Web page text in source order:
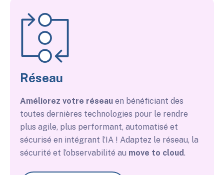
Réseau
Améliorez votre réseau en bénéficiant des
toutes dernières technologies pour le rendre
plus agile, plus performant, automatisé et
sécurisé en intégrant l’IA ! Adaptez le réseau, la
sécurité et l’observabilité au move to cloud.